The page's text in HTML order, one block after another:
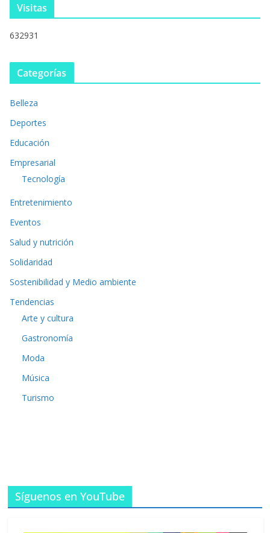
Visitas
632931
Categorías
Belleza
Deportes
Educación
Empresarial
Tecnología
Entretenimiento
Eventos
Salud y nutrición
Solidaridad
Sostenibilidad y Medio ambiente
Tendencias
Arte y cultura
Gastronomía
Moda
Música
Turismo
Síguenos en YouTube